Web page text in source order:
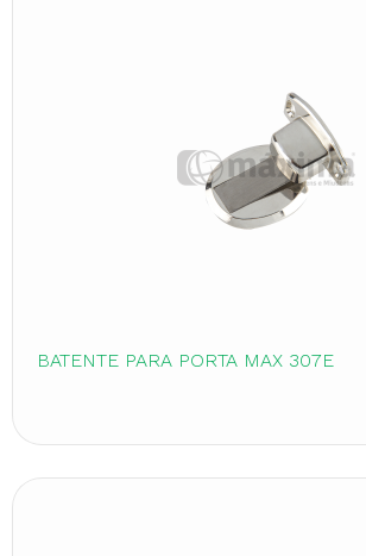
BATENTE PARA PORTA MAX 307E